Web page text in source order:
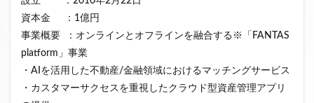
資本金 ：1億円
事業概要 ：オンラインとオフラインを融合する※「FANTAS
platform」事業
・AIを活用した不動産/金融領域におけるマッチングサービス
・カスタマーサクセスを重視したクラウド型資産管理アプリ